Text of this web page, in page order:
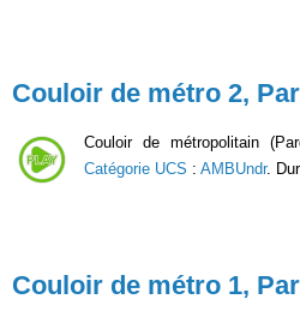
Couloir de métro 2,
Couloir de métropolitain
Catégorie UCS : AMBUndr.
Couloir de métro 1,